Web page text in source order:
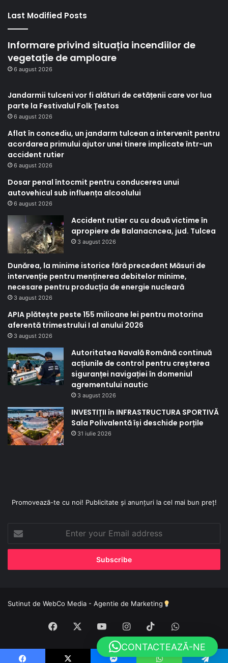
Last Modified Posts
Informare privind situația incendiilor de
vegetație de amploare
6 august 2026
Jandarmii tulceni vor fi alături de cetățenii care vor lua
parte la Festivalul Folk Țestos
6 august 2026
Aflat în concediu, un jandarm tulcean a intervenit pentru
acordarea primului ajutor unei tinere implicate într-un
accident rutier
6 august 2026
Dosar penal întocmit pentru conducerea unui
autovehicul sub influența alcoolului
6 august 2026
Accident rutier cu cu două victime în
apropiere de Balanacncea, jud. Tulcea
3 august 2026
Dunărea, la minime istorice fără precedent Măsuri de
intervenție pentru menținerea debitelor minime,
necesare pentru producția de energie nucleară
3 august 2026
APIA plătește peste 155 milioane lei pentru motorina
aferentă trimestrului I al anului 2026
3 august 2026
Autoritatea Navală Română continuă
acțiunile de control pentru creșterea
siguranței navigației în domeniul
agrementului nautic
3 august 2026
INVESTIȚII în INFRASTRUCTURA SPORTIVĂ
Sala Polivalentă își deschide porțile
31 iulie 2026
Promovează-te cu noi! Publicitate și anunțuri la cel mai bun preț!
Enter
your
Email
Sutinut de WebCo Media - Agentie de Marketing
Facebook YouTubeInstagram
TikTokWhatsApp
CONTACTEAZĂ-NE